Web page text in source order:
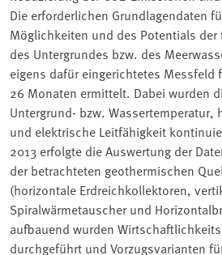
Die erforderlichen Grundlagendaten
Möglichkeiten und des Potentials
des Untergrundes bzw. des
eigens dafür eingerichtetes Messfeld
26 Monaten ermittelt. Dabei wurden
Untergrund- bzw. Wassertemperatur,
und elektrische Leitfähigkeit
2013 erfolgte die Auswertung der
der betrachteten geothermischen
(horizontale Erdreichkollektoren,
Spiralwärmetauscher und
aufbauend wurden
durchgeführt und Vorzugsvarianten